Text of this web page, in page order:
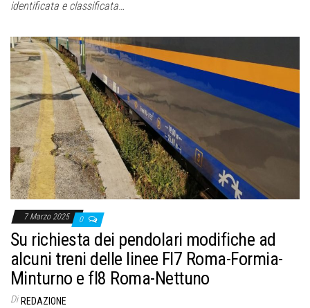
identificata e classificata…
7 Marzo 2025 0
Su richiesta dei pendolari modifiche ad
alcuni treni delle linee Fl7 Roma-Formia-
Minturno e fl8 Roma-Nettuno
Di REDAZIONE